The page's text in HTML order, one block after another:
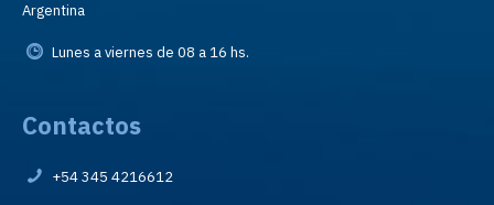
Argentina
Lunes a viernes de 08 a 16 hs.
Contactos
+54 345 4216612